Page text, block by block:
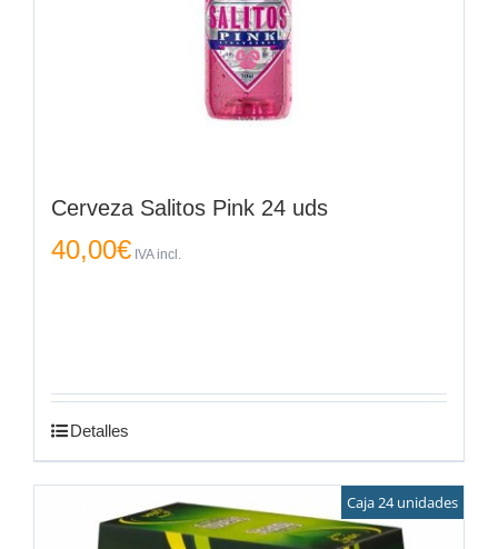
Cerveza Salitos Pink 24 uds
40,00€ IVA incl.
Detalles
Caja 24 unidades